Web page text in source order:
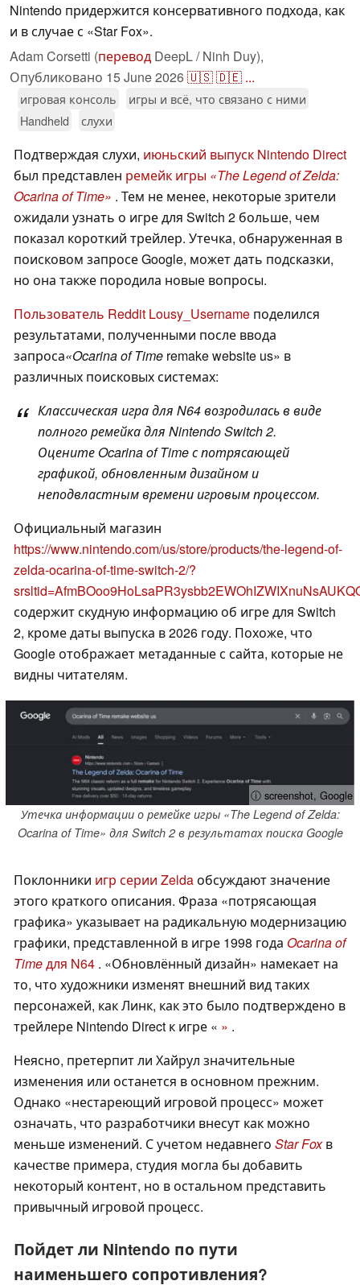
Nintendo придержится консервативного подхода, как
и в случае с «Star Fox».
Adam Corsetti (перевод DeepL / Ninh Duy),
Опубликовано 15 June 2026🇺🇸🇩🇪 ...
игровая консоль
игры и всё, что связано с ними
Handheld
слухи
Подтверждая слухи, июньский выпуск Nintendo Direct
был представлен ремейк игры «The Legend of Zelda:
Ocarina of Time» . Тем не менее, некоторые зрители
ожидали узнать о игре для Switch 2 больше, чем
показал короткий трейлер. Утечка, обнаруженная в
поисковом запросе Google, может дать подсказки,
но она также породила новые вопросы.
Пользователь Reddit Lousy_Username поделился
результатами, полученными после ввода
запроса«Ocarina of Time remake website us» в
различных поисковых системах:
Классическая игра для N64 возродилась в виде
полного ремейка для Nintendo Switch 2.
Оцените Ocarina of Time с потрясающей
графикой, обновленным дизайном и
неподвластным времени игровым процессом.
Официальный магазин
https://www.nintendo.com/us/store/products/the-legend-of-
zelda-ocarina-of-time-switch-2/?
содержит скудную информацию об игре для Switch
2, кроме даты выпуска в 2026 году. Похоже, что
Google отображает метаданные с сайта, которые не
видны читателям.
ⓘ screenshot, Google
Утечка информации о ремейке игры «The Legend of Zelda:
Ocarina of Time» для Switch 2 в результатах поиска Google
Поклонники игр серии Zeldaобсуждают значение
этого краткого описания. Фраза «потрясающая
графика» указывает на радикальную модернизацию
графики, представленной в игре 1998 года Ocarina of
Timeдля N64 . «Обновлённый дизайн» намекает на
то, что художники изменят внешний вид таких
персонажей, как Линк, как это было подтверждено в
трейлере Nintendo Direct к игре « » .
Неясно, претерпит ли Хайрул значительные
изменения или останется в основном прежним.
Однако «нестареющий игровой процесс» может
означать, что разработчики внесут как можно
меньше изменений. С учетом недавнего Star Foxв
качестве примера, студия могла бы добавить
некоторый контент, но в остальном представить
привычный игровой процесс.
Пойдет ли Nintendo по пути
наименьшего сопротивления?